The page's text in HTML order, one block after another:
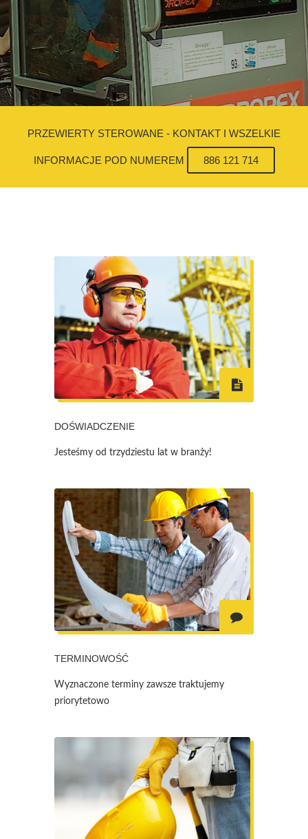
PRZEWIERTY STEROWANE - KONTAKT I WSZELKIE
INFORMACJE POD NUMEREM 886 121 714
DOŚWIADCZENIE
Jesteśmy od trzydziestu lat w branży!
TERMINOWOŚĆ
Wyznaczone terminy zawsze traktujemy
priorytetowo